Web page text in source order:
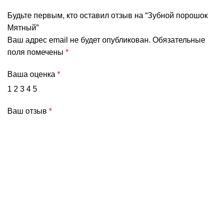
Будьте первым, кто оставил отзыв на “Зубной порошок
Мятный”
Ваш адрес email не будет опубликован. Обязательные
поля помечены *
Ваша оценка *
1 2 3 4 5
Ваш отзыв *